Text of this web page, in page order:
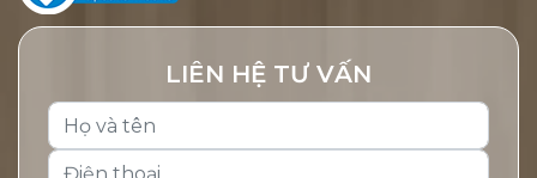
LIÊN HỆ TƯ VẤN